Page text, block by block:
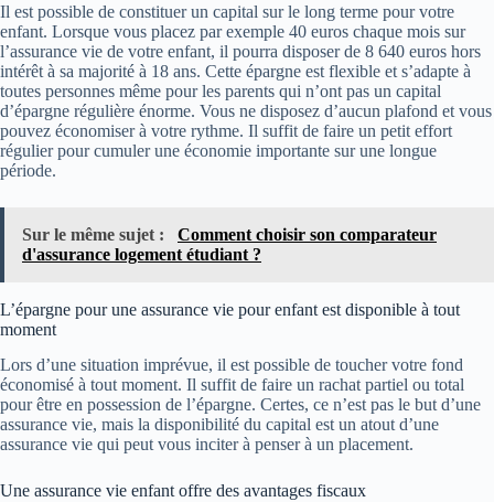
Il est possible de constituer un capital sur le long terme pour votre
enfant. Lorsque vous placez par exemple 40 euros chaque mois sur
l’assurance vie de votre enfant, il pourra disposer de 8 640 euros hors
intérêt à sa majorité à 18 ans. Cette épargne est flexible et s’adapte à
toutes personnes même pour les parents qui n’ont pas un capital
d’épargne régulière énorme. Vous ne disposez d’aucun plafond et vous
pouvez économiser à votre rythme. Il suffit de faire un petit effort
régulier pour cumuler une économie importante sur une longue
période.
Sur le même sujet :
Comment choisir son comparateur
d'assurance logement étudiant ?
L’épargne pour une assurance vie pour enfant est disponible à tout
moment
Lors d’une situation imprévue, il est possible de toucher votre fond
économisé à tout moment. Il suffit de faire un rachat partiel ou total
pour être en possession de l’épargne. Certes, ce n’est pas le but d’une
assurance vie, mais la disponibilité du capital est un atout d’une
assurance vie qui peut vous inciter à penser à un placement.
Une assurance vie enfant offre des avantages fiscaux